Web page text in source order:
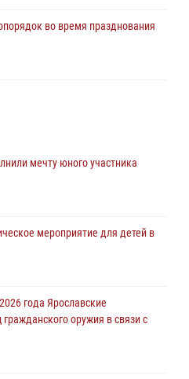
во время празднования
неделю совершили
женщине во время
года Ярославские
оружия в связи с
мечту юного участника
мероприятие для детей в
года Ярославские
оружия в связи с